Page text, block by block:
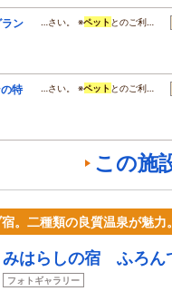
ラン
…さい。 ※ペット とのご利…
特
…さい。 ※ペット とのご利…
この施
。二種類の良質温泉が魅力
みはらしの宿 ふろん
フォトギャラリー